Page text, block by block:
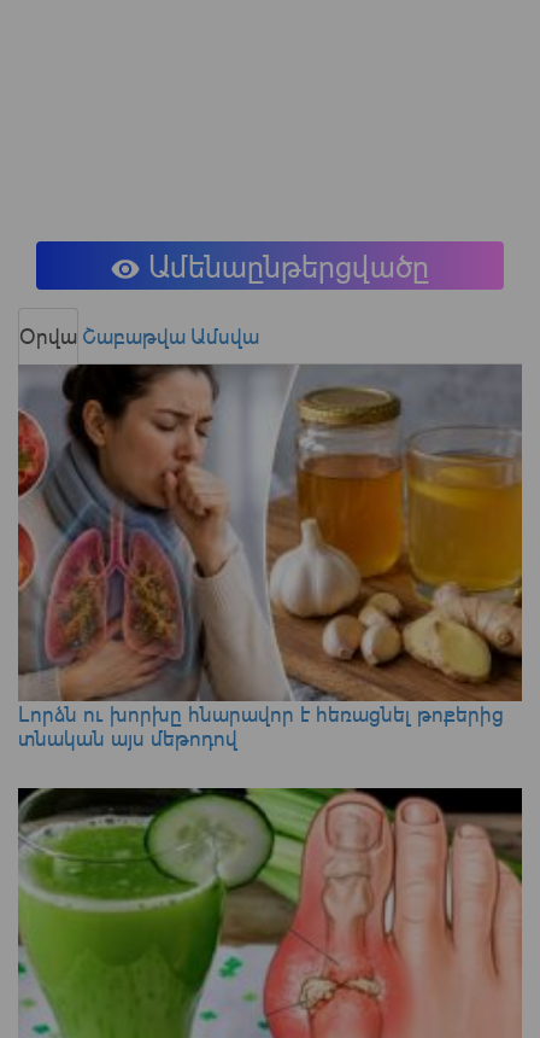
Ամենաընթերցվածը
Օրվա Շաբաթվա Ամսվա
Լորձն ու խորխը հնարավոր է հեռացնել թոքերից
տնական այս մեթոդով